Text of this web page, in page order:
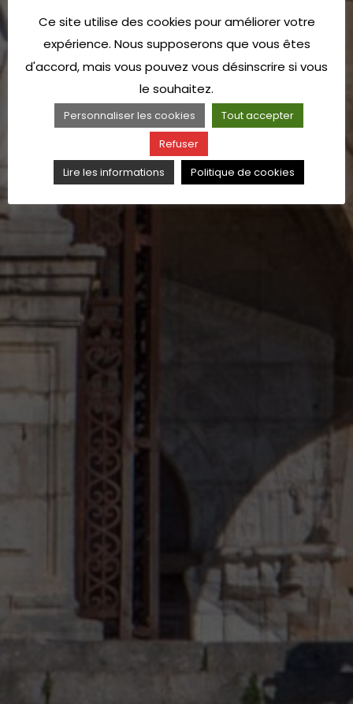
Ce site utilise des cookies pour améliorer votre
expérience. Nous supposerons que vous êtes
d'accord, mais vous pouvez vous désinscrire si vous
le souhaitez.
Personnaliser les cookies
Tout accepter
Refuser
Lire les informations
Politique de cookies